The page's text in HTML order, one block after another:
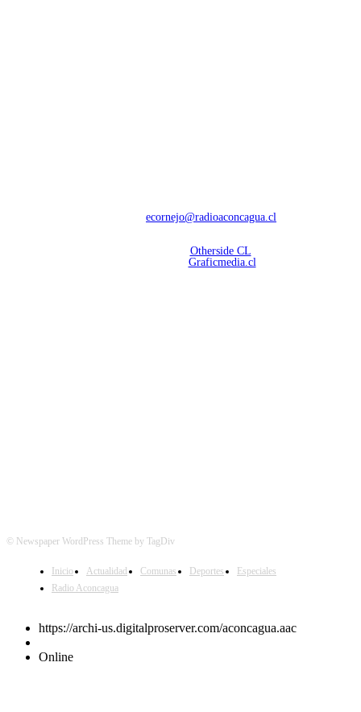
ecornejo@radioaconcagua.cl
Otherside CL
Graficmedia.cl
© Newspaper WordPress Theme by TagDiv
Inicio Actualidad Comunas Deportes
Especiales
Radio Aconcagua
https://archi-us.digitalproserver.com/aconcagua.aac
Online